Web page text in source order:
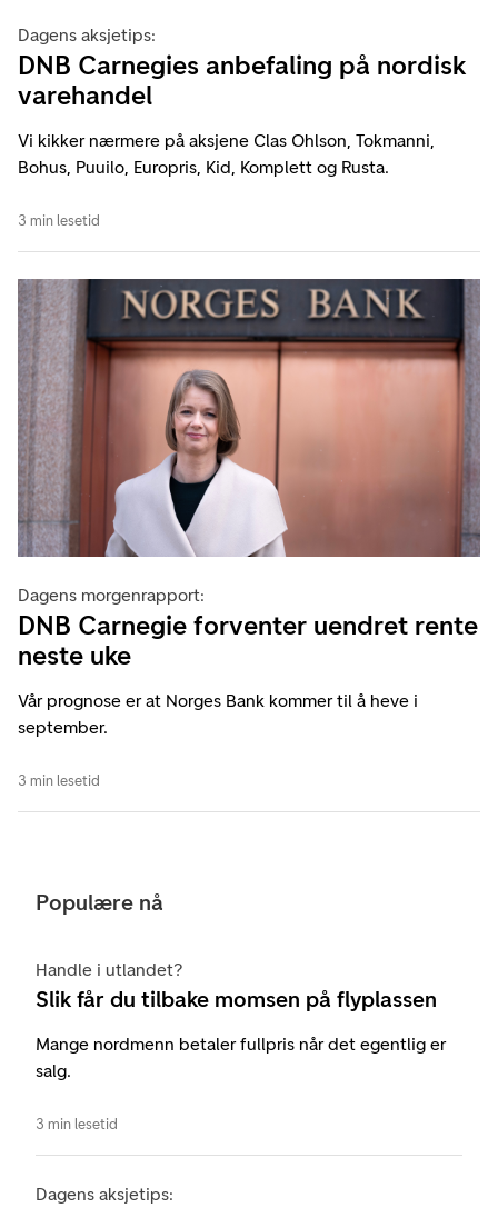
Dagens aksjetips:
DNB Carnegies anbefaling på nordisk
varehandel
Vi kikker nærmere på aksjene Clas Ohlson, Tokmanni,
Bohus, Puuilo, Europris, Kid, Komplett og Rusta.
3 min lesetid
Dagens morgenrapport:
DNB Carnegie forventer uendret rente
neste uke
Vår prognose er at Norges Bank kommer til å heve i
september.
3 min lesetid
Populære nå
Handle i utlandet?
Slik får du tilbake momsen på flyplassen
Mange nordmenn betaler fullpris når det egentlig er
salg.
3 min lesetid
Dagens aksjetips: